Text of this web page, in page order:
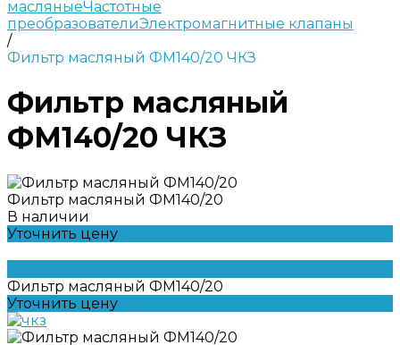
масляныеЧастотные
преобразователиЭлектромагнитные клапаны
/
Фильтр масляный ФМ140/20 ЧКЗ
Фильтр масляный
ФМ140/20 ЧКЗ
Фильтр масляный ФМ140/20
В наличии
Уточнить цену
Фильтр масляный ФМ140/20
Уточнить цену